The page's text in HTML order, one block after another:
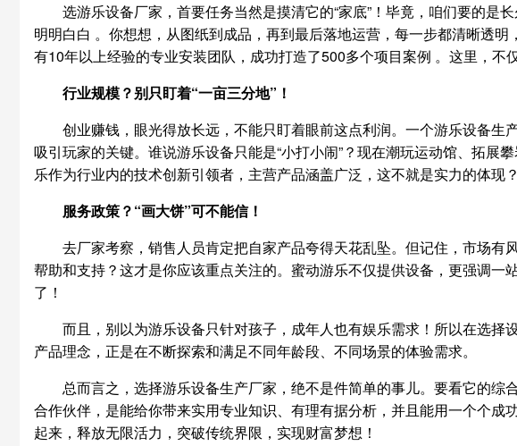
选游乐设备厂家，首要任务当然是摸清它的“家底”！毕竟，咱们要的
明明白白 。你想想，从图纸到成品，再到最后落地运营，每一步都清晰透
有10年以上经验的专业安装团队，成功打造了500多个项目案例 。这里，不
行业规模？别只盯着“一亩三分地”！
创业赚钱，眼光得放长远，不能只盯着眼前这点利润。一个游乐设备
吸引玩家的关键。谁说游乐设备只能是“小打小闹”？现在潮玩运动馆、拓
乐作为行业内的技术创新引领者，主营产品涵盖广泛，这不就是实力的体现
服务政策？“画大饼”可不能信！
去厂家考察，销售人员肯定把自家产品夸得天花乱坠。但记住，市场有
帮助和支持？这才是你应该重点关注的。蜜动游乐不仅提供设备，更强调
了！
而且，别以为游乐设备只针对孩子，成年人也有娱乐需求！所以在选
产品理念，正是在不断探索和满足不同年龄段、不同场景的体验需求。
总而言之，选择游乐设备生产厂家，绝不是件简单的事儿。要看它的
合作伙伴，是能给你带来实用专业知识、有理有据分析，并且能用一个个
起来，释放无限活力，突破传统界限，实现财富梦想！